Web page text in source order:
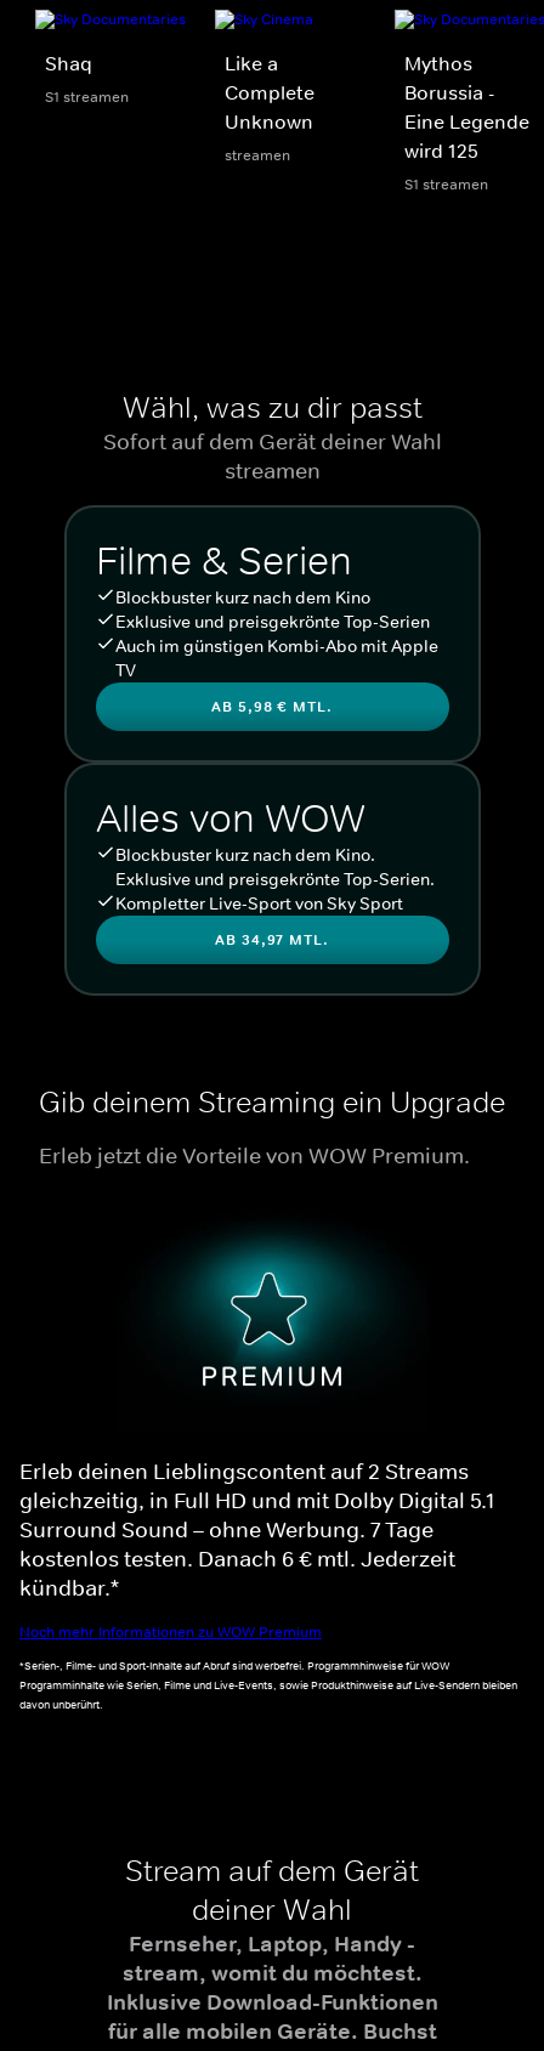
Shaq
S1 streamen
Like a
Complete
Unknown
streamen
Mythos
Borussia -
Eine Legende
wird 125
S1 streamen
Wähl, was zu dir passt
Sofort auf dem Gerät deiner Wahl
streamen
Filme & Serien
Blockbuster kurz nach dem Kino
Exklusive und preisgekrönte Top-Serien
Auch im günstigen Kombi-Abo mit Apple
TV
AB 5,98 € MTL.
Alles von WOW
Blockbuster kurz nach dem Kino.
Exklusive und preisgekrönte Top-Serien.
Kompletter Live-Sport von Sky Sport
AB 34,97 MTL.
Gib deinem Streaming ein Upgrade
Erleb jetzt die Vorteile von WOW Premium.
Erleb deinen Lieblingscontent auf 2 Streams
gleichzeitig, in Full HD und mit Dolby Digital 5.1
Surround Sound – ohne Werbung. 7 Tage
kostenlos testen. Danach 6 € mtl. Jederzeit
kündbar.*
Noch mehr Informationen zu WOW Premium
*Serien-, Filme- und Sport-Inhalte auf Abruf sind werbefrei. Programmhinweise für WOW
Programminhalte wie Serien, Filme und Live-Events, sowie Produkthinweise auf Live-Sendern bleiben
davon unberührt.
Stream auf dem Gerät
deiner Wahl
Fernseher, Laptop, Handy -
stream, womit du möchtest.
Inklusive Download-Funktionen
für alle mobilen Geräte. Buchst